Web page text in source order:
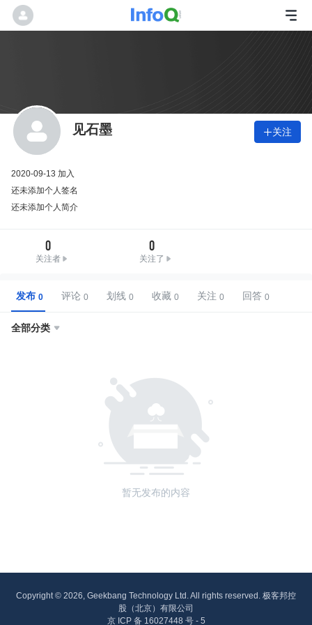
见石墨 关注
2020-09-13 加入
还未添加个人签名
还未添加个人简介
0
关注者
0
关注了
发布 评论 划线 收藏 关注 回答
全部分类 
暂无发布的内容
Copyright © 2026, Geekbang Technology Ltd. All rights reserved. 极客邦控
股（北京）有限公司
京 ICP 备 16027448 号 - 5